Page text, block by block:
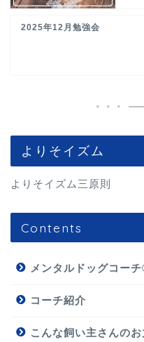
2025年12月勉強会
よりそイズム
よりそイズム三原則
Contents
メンタルドッグコー
コーチ紹介
こんな飼い主さんの